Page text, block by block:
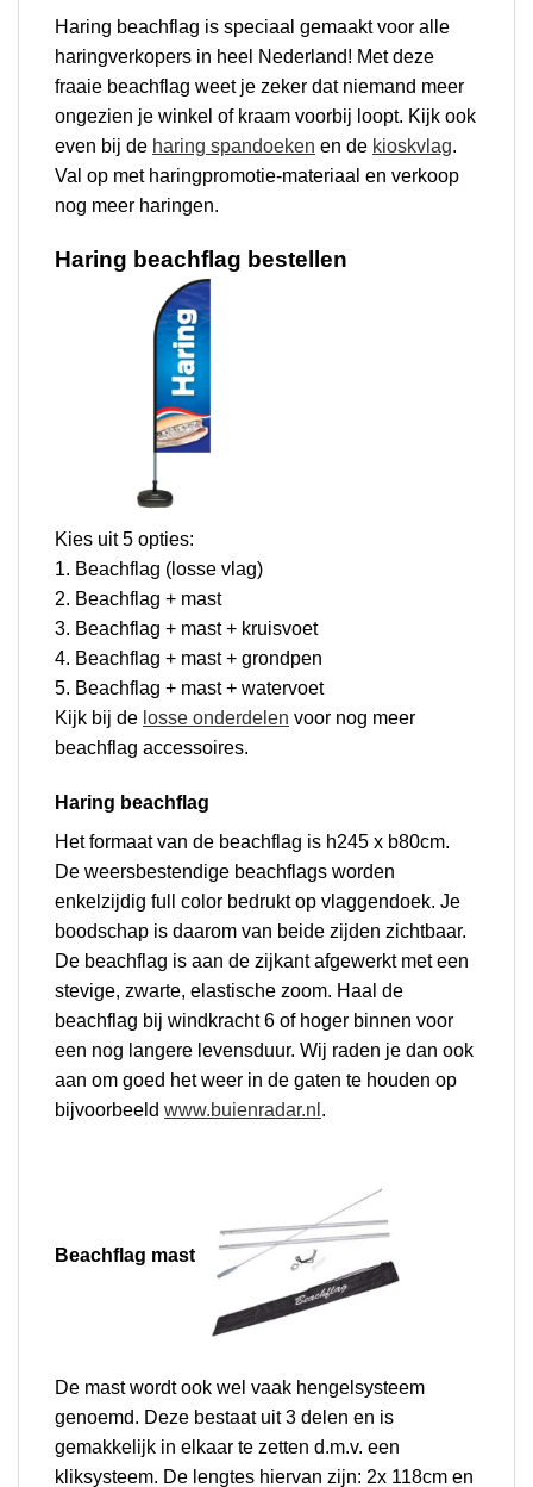
Haring beachflag is speciaal gemaakt voor alle
haringverkopers in heel Nederland! Met deze
fraaie beachflag weet je zeker dat niemand meer
ongezien je winkel of kraam voorbij loopt. Kijk ook
even bij de haring spandoeken en de kioskvlag.
Val op met haringpromotie-materiaal en verkoop
nog meer haringen.
Haring beachflag bestellen
Kies uit 5 opties:
1. Beachflag (losse vlag)
2. Beachflag + mast
3. Beachflag + mast + kruisvoet
4. Beachflag + mast + grondpen
5. Beachflag + mast + watervoet
Kijk bij de losse onderdelen voor nog meer
beachflag accessoires.
Haring beachflag
Het formaat van de beachflag is h245 x b80cm.
De weersbestendige beachflags worden
enkelzijdig full color bedrukt op vlaggendoek. Je
boodschap is daarom van beide zijden zichtbaar.
De beachflag is aan de zijkant afgewerkt met een
stevige, zwarte, elastische zoom. Haal de
beachflag bij windkracht 6 of hoger binnen voor
een nog langere levensduur. Wij raden je dan ook
aan om goed het weer in de gaten te houden op
bijvoorbeeld www.buienradar.nl .
Beachflag mast
De mast wordt ook wel vaak hengelsysteem
genoemd. Deze bestaat uit 3 delen en is
gemakkelijk in elkaar te zetten d.m.v. een
kliksysteem. De lengtes hiervan zijn: 2x 118cm en